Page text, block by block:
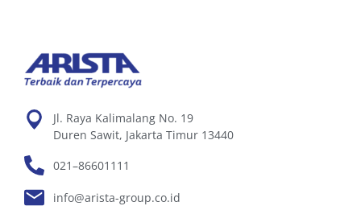
Jl. Raya Kalimalang No. 19
Duren Sawit, Jakarta Timur 13440
021–86601111
info@arista-group.co.id